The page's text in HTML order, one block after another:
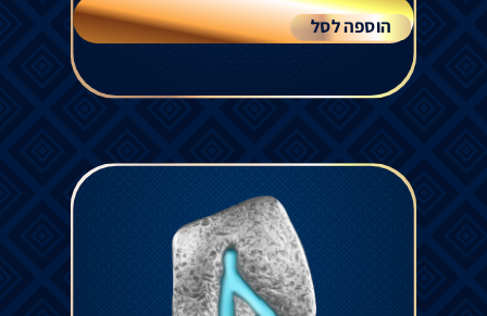
הוספה לסל